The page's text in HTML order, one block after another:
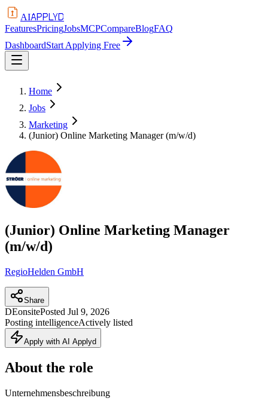
AIAPPLYD
FeaturesPricingJobsMCPCompareBlogFAQ
DashboardStart Applying Free
Home
Jobs
Marketing
(Junior) Online Marketing Manager (m/w/d)
(Junior) Online Marketing Manager
(m/w/d)
RegioHelden GmbH
Share
DEonsitePosted Jul 9, 2026
Posting intelligenceActively listed
Apply with AI Applyd
About the role
Unternehmensbeschreibung